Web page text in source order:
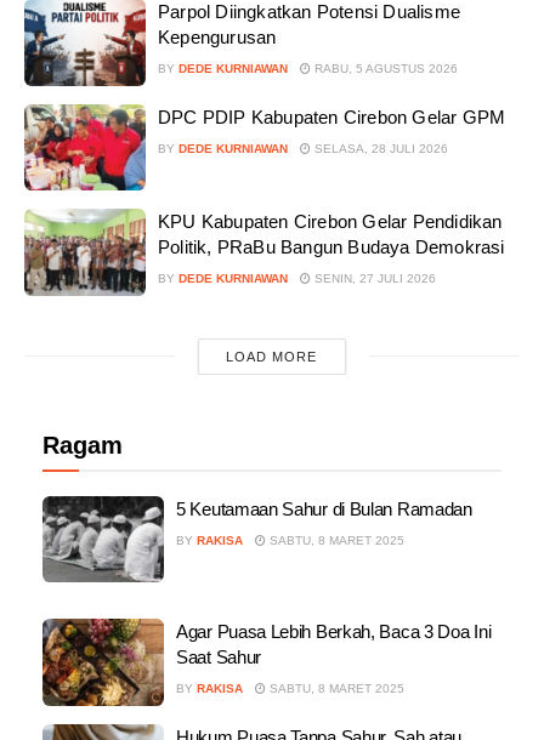
Parpol Diingkatkan Potensi Dualisme
Kepengurusan
BY DEDE KURNIAWAN RABU, 5 AGUSTUS 2026
DPC PDIP Kabupaten Cirebon Gelar GPM
BY DEDE KURNIAWAN SELASA, 28 JULI 2026
KPU Kabupaten Cirebon Gelar Pendidikan
Politik, PRaBu Bangun Budaya Demokrasi
BY DEDE KURNIAWAN SENIN, 27 JULI 2026
LOAD MORE
Ragam
5 Keutamaan Sahur di Bulan Ramadan
BY RAKISA SABTU, 8 MARET 2025
Agar Puasa Lebih Berkah, Baca 3 Doa Ini
Saat Sahur
BY RAKISA SABTU, 8 MARET 2025